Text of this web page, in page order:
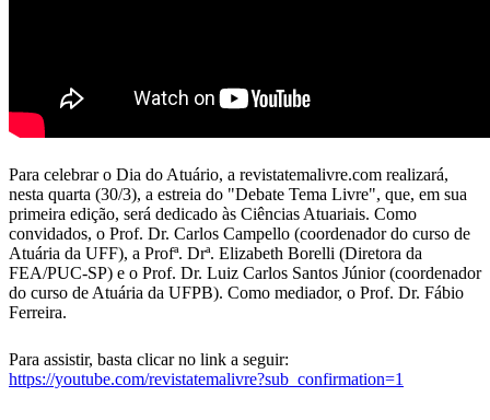
Para celebrar o Dia do Atuário, a revistatemalivre.com realizará,
nesta quarta (30/3), a estreia do "Debate Tema Livre", que, em sua
primeira edição, será dedicado às Ciências Atuariais. Como
convidados, o Prof. Dr. Carlos Campello (coordenador do curso de
Atuária da UFF), a Profª. Drª. Elizabeth Borelli (Diretora da
FEA/PUC-SP) e o Prof. Dr. Luiz Carlos Santos Júnior (coordenador
do curso de Atuária da UFPB). Como mediador, o Prof. Dr. Fábio
Ferreira.
Para assistir, basta clicar no link a seguir:
https://youtube.com/revistatemalivre?sub_confirmation=1